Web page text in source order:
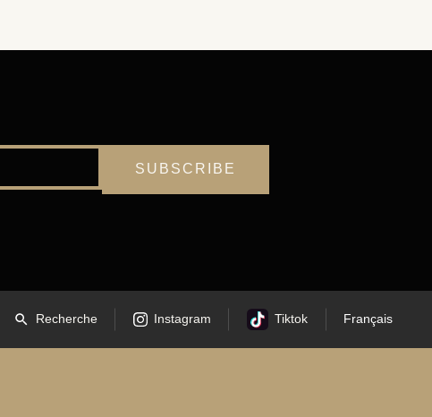
Recherche Instagram Tiktok Français